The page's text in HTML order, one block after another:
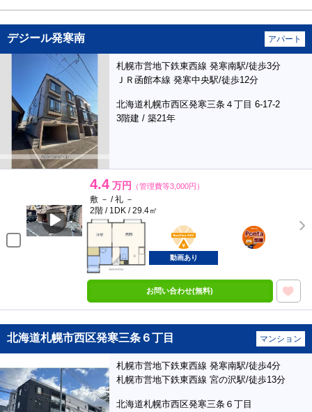
デジール発寒南 アパート
札幌市営地下鉄東西線 発寒南駅/徒歩3分
ＪＲ函館本線 発寒中央駅/徒歩12分
北海道札幌市西区発寒三条４丁目 6-17-2
3階建 / 築21年
4.4 万円 （管理費等3,000円）
敷 － / 礼 －
2階 / 1DK / 29.4㎡
BunChinPAY
ポンタ
部屋
動画あり
お問い合わせ(無料)
北海道札幌市西区発寒三条６丁目 マンション
札幌市営地下鉄東西線 発寒南駅/徒歩4分
札幌市営地下鉄東西線 宮の沢駅/徒歩13分
北海道札幌市西区発寒三条６丁目